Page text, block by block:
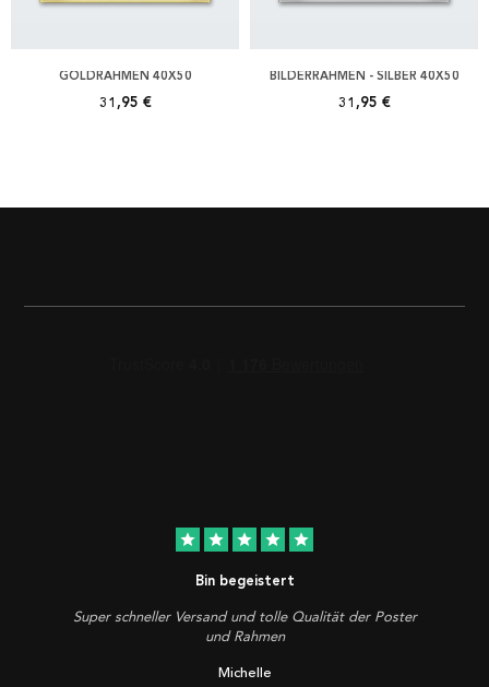
GOLDRAHMEN 40X50
31,95 €
BILDERRAHMEN - SILBER 40X50
31,95 €
star star star star star
Bin begeistert
Super schneller Versand und tolle Qualität der Poster
und Rahmen
Michelle